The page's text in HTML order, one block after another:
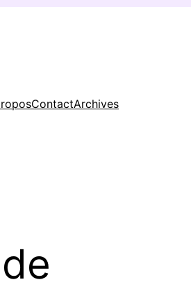
ContactArchives